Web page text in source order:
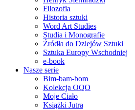
Filozofia
Historia sztuki
Word Art Studies
Studia i Monografie
Źródła do Dziejów Sztuki
Sztuka Europy Wschodniej
e-book
Nasze serie
Bim-bam-bom
Kolekcja OQO
Moje Ciało
Książki Jutra